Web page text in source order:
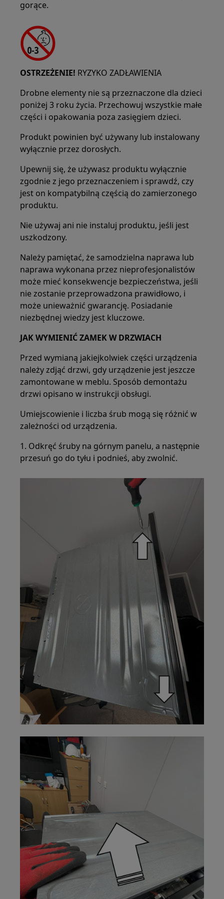
gorące.
OSTRZEŻENIE! RYZYKO ZADŁAWIENIA
Drobne elementy nie są przeznaczone dla dzieci
poniżej 3 roku życia. Przechowuj wszystkie małe
części i opakowania poza zasięgiem dzieci.
Produkt powinien być używany lub instalowany
wyłącznie przez dorosłych.
Upewnij się, że używasz produktu wyłącznie
zgodnie z jego przeznaczeniem i sprawdź, czy
jest on kompatybilną częścią do zamierzonego
produktu.
Nie używaj ani nie instaluj produktu, jeśli jest
uszkodzony.
Należy pamiętać, że samodzielna naprawa lub
naprawa wykonana przez nieprofesjonalistów
może mieć konsekwencje bezpieczeństwa, jeśli
nie zostanie przeprowadzona prawidłowo, i
może unieważnić gwarancję. Posiadanie
niezbędnej wiedzy jest kluczowe.
JAK WYMIENIĆ ZAMEK W DRZWIACH
Przed wymianą jakiejkolwiek części urządzenia
należy zdjąć drzwi, gdy urządzenie jest jeszcze
zamontowane w meblu. Sposób demontażu
drzwi opisano w instrukcji obsługi.
Umiejscowienie i liczba śrub mogą się różnić w
zależności od urządzenia.
1. Odkręć śruby na górnym panelu, a następnie
przesuń go do tyłu i podnieś, aby zwolnić.